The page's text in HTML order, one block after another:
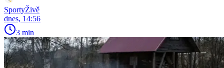
SportyŽivě
dnes, 14:56
3 min